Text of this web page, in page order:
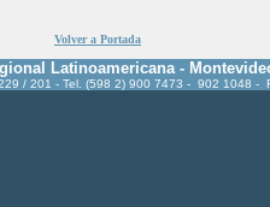
Volver a Portada
Latinoamericana -
/ 201 - Tel. (598 2) 900 7473 - 902 1048 -